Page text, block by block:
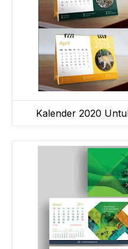
Kalender 2020